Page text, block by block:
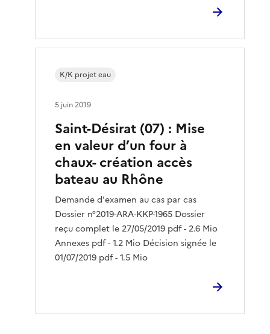
Saint-Désirat (07) : Mise
en valeur d’un four à
chaux- création accès
bateau au Rhône
Demande d'examen au cas par cas
Dossier n°2019-ARA-KKP-1965 Dossier
reçu complet le 27/05/2019 pdf - 2.6 Mio
Annexes pdf - 1.2 Mio Décision signée le
01/07/2019 pdf - 1.5 Mio
K/K projet eau
5 juin 2019